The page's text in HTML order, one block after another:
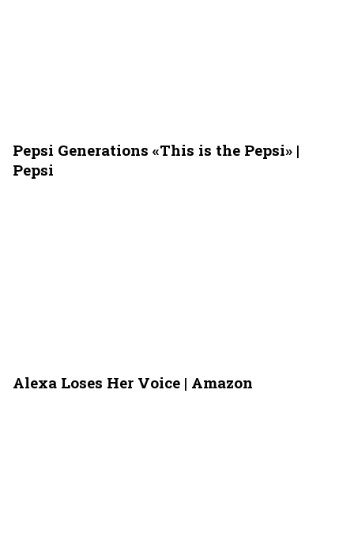
Pepsi Generations «This is the Pepsi» |
Pepsi
Alexa Loses Her Voice | Amazon